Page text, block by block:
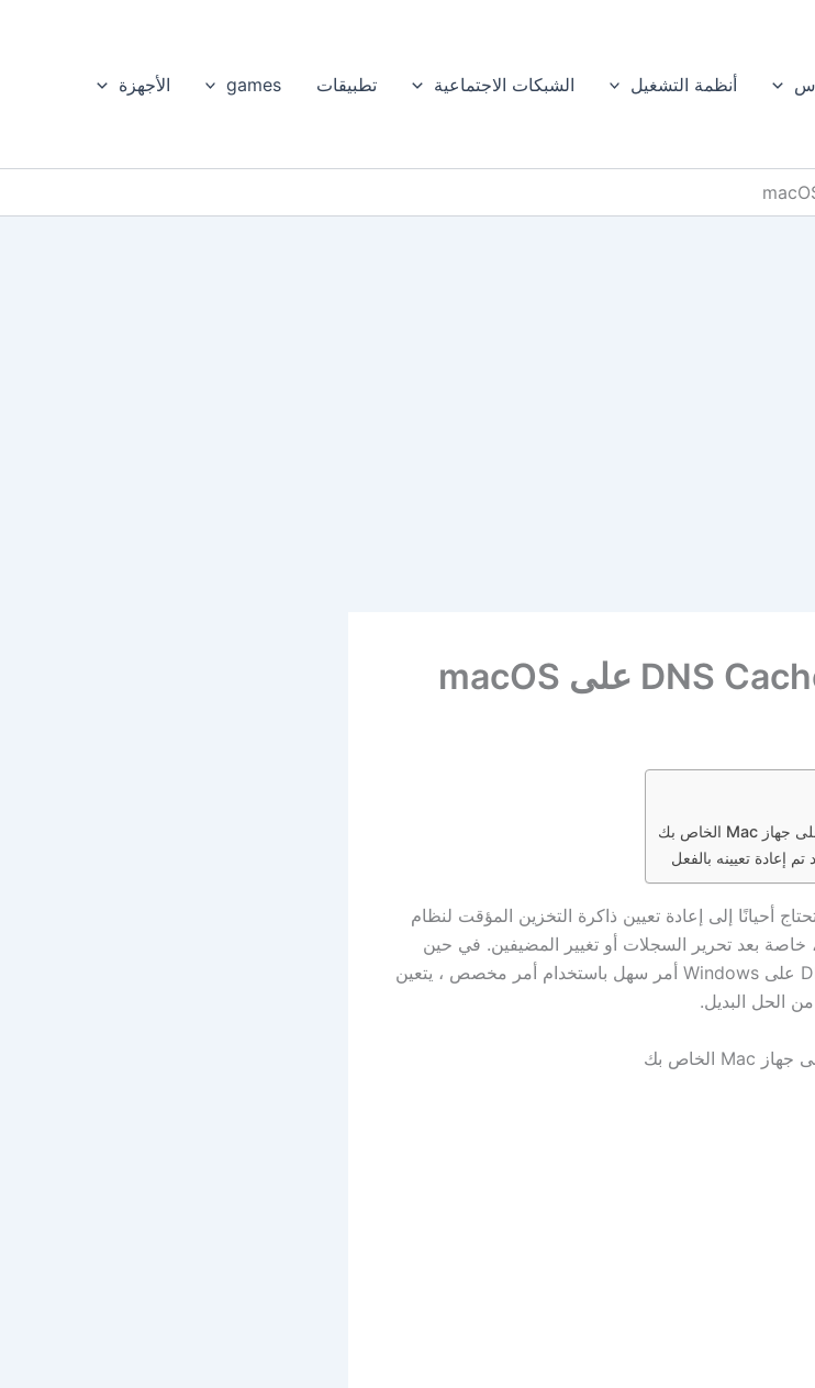
أنظمة التشغيل الشبكات الاجتماعية تطبيقات games الأجهزة
أحيانًا إلى إعادة تعيين ذاكرة التخزين المؤقت لنظام
خاصة بعد تحرير السجلات أو تغيير المضيفين. في حين
أن مسح ذاكرة التخزين المؤقت لـ DNS على Windows أمر سهل باستخدام أمر مخصص ، يتعين